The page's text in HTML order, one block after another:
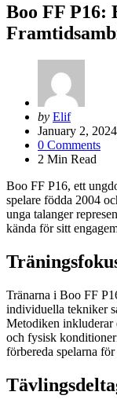
Boo FF P16:
Posted
by
by Elif
January 2, 2024
0 Comments
2 Min Read
Boo FF P16, ett
spelare födda 2004
unga talanger
kända för sitt
Tränarna i Boo FF
individuella tekniker
Metodiken inkluderar
och fysisk
förbereda spelarna